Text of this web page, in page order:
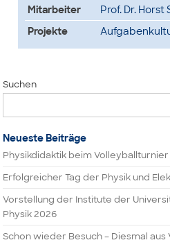
Mitarbeiter
Prof. Dr. Horst
Projekte
Suchen
Neueste Beiträge
Physikdidaktik beim Volleyballturnier
Erfolgreicher Tag der Physik und
Vorstellung der Institute der
Physik 2026
Schon wieder Besuch – Diesmal aus